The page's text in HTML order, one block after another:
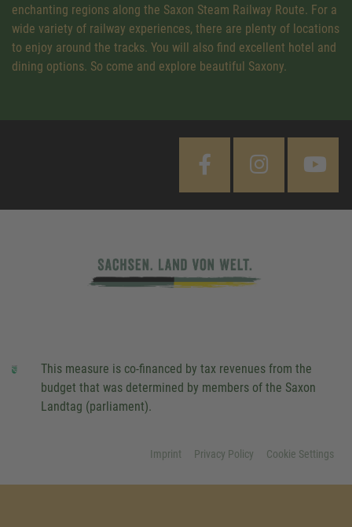
enchanting regions along the Saxon Steam Railway Route. For a
wide variety of railway experiences, there are plenty of locations
to enjoy around the tracks. You will also find excellent hotel and
dining options. So come and explore beautiful Saxony.
This measure is co-financed by tax revenues from the
budget that was determined by members of the Saxon
Landtag (parliament).
Imprint Privacy Policy Cookie Settings